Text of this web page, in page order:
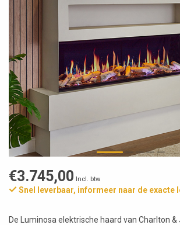
€3.745,00 Incl. btw
Snel leverbaar, informeer naar de exacte
De Luminosa elektrische haard van Charlton &